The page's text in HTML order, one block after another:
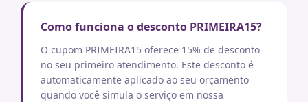
Como funciona o desconto PRIMEIRA15?
O cupom PRIMEIRA15 oferece 15% de desconto
no seu primeiro atendimento. Este desconto é
automaticamente aplicado ao seu orçamento
quando você simula o serviço em nossa